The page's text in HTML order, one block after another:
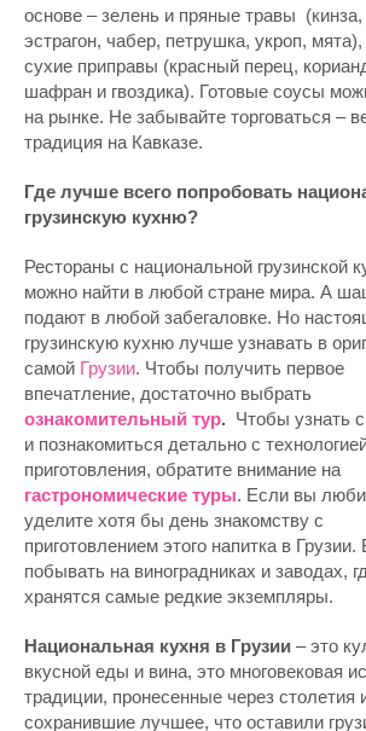
основе – зелень и пряные травы (кинза,
эстрагон, чабер, петрушка, укроп,
сухие приправы (красный перец,
шафран и гвоздика). Готовые соусы
на рынке. Не забывайте торговаться –
традиция на Кавказе.
Где лучше всего попробовать
грузинскую кухню?
Рестораны с национальной грузинской
можно найти в любой стране мира. А
подают в любой забегаловке. Но
грузинскую кухню лучше узнавать в
самой Грузии. Чтобы получить первое
впечатление, достаточно выбрать
ознакомительный тур. Чтобы узнать
и познакомиться детально с
приготовления, обратите внимание на
гастрономические туры. Если вы
уделите хотя бы день знакомству с
приготовлением этого напитка в
побывать на виноградниках и заводах,
хранятся самые редкие экземпляры.
Национальная кухня в Грузии – это
вкусной еды и вина, это многовековая
традиции, пронесенные через столетия
сохранившие лучшее, что оставили